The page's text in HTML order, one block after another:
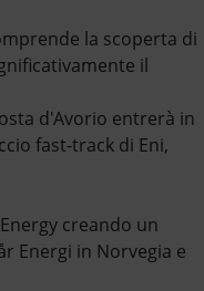
la scoperta di
il
d'Avorio entrerà in
fast-track di Eni,
creando un
Energi in Norvegia e